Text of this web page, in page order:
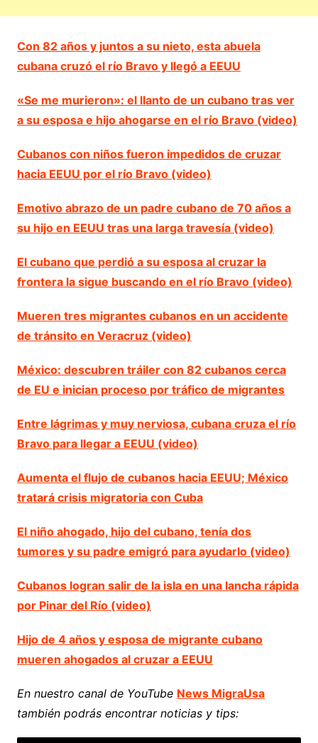
Con 82 años y juntos a su nieto, esta abuela
cubana cruzó el río Bravo y llegó a EEUU
«Se me murieron»: el llanto de un cubano tras ver
a su esposa e hijo ahogarse en el río Bravo (video)
Cubanos con niños fueron impedidos de cruzar
hacia EEUU por el río Bravo (video)
Emotivo abrazo de un padre cubano de 70 años a
su hijo en EEUU tras una larga travesía (video)
El cubano que perdió a su esposa al cruzar la
frontera la sigue buscando en el río Bravo (video)
Mueren tres migrantes cubanos en un accidente
de tránsito en Veracruz (video)
México: descubren tráiler con 82 cubanos cerca
de EU e inician proceso por tráfico de migrantes
Entre lágrimas y muy nerviosa, cubana cruza el río
Bravo para llegar a EEUU (video)
Aumenta el flujo de cubanos hacia EEUU; México
tratará crisis migratoria con Cuba
El niño ahogado, hijo del cubano, tenía dos
tumores y su padre emigró para ayudarlo (video)
Cubanos logran salir de la isla en una lancha rápida
por Pinar del Río (video)
Hijo de 4 años y esposa de migrante cubano
mueren ahogados al cruzar a EEUU
En nuestro canal de YouTube News MigraUsa
también podrás encontrar noticias y tips: